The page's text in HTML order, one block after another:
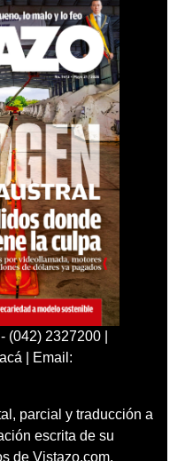
(042) 2327200 |
| Email:
parcial y traducción a
escrita de su
de Vistazo.com.